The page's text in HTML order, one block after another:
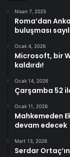
Nisan 7, 2025
Roma’dan
buluşması
Ocak 4, 2026
Microsoft, bir
kaldırdı!
Ocak 14, 2026
Çarşamba 52
Ocak 11, 2026
Mahkemeden
devam edecek
Mart 13, 2026
Serdar